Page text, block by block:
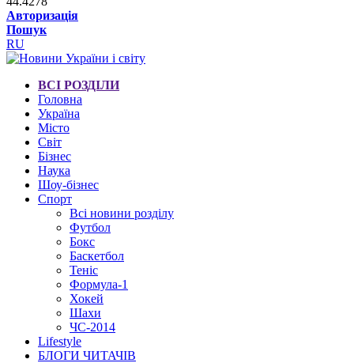
Авторизація
Пошук
RU
ВСІ РОЗДІЛИ
Головна
Україна
Місто
Світ
Бізнес
Наука
Шоу-бізнес
Спорт
Всі новини розділу
Футбол
Бокс
Баскетбол
Теніс
Формула-1
Хокей
Шахи
ЧС-2014
Lifestyle
БЛОГИ ЧИТАЧІВ